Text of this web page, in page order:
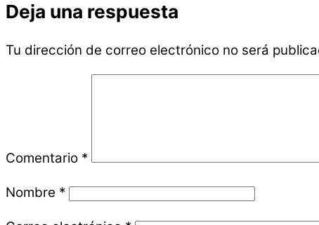
Deja una respuesta
Tu dirección de correo electrónico no será
Comentario *
Nombre *